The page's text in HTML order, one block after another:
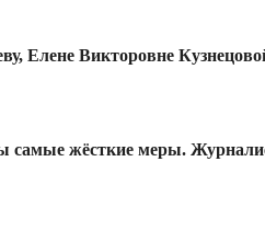
Елене Викторовне
самые жёсткие меры.